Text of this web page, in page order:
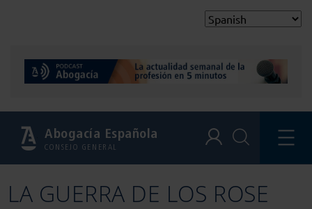
Abogacía Española
CONSEJO GENERAL
LA GUERRA DE LOS ROSE